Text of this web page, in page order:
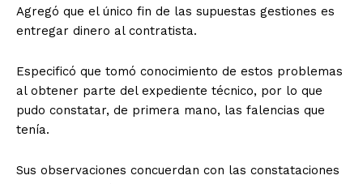
Agregó que el único fin de las supuestas gestiones es
entregar dinero al contratista.
Especificó que tomó conocimiento de estos problemas
al obtener parte del expediente técnico, por lo que
pudo constatar, de primera mano, las falencias que
tenía.
Sus observaciones concuerdan con las constataciones